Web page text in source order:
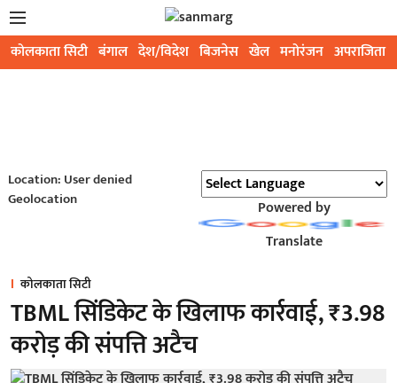
कोलकाता सिटी बंगाल देश/विदेश बिजनेस खेल मनोरंजन अपराजिता
Location: User denied
Geolocation
Powered by
Translate
कोलकाता सिटी
TBML सिंडिकेट के खिलाफ कार्रवाई, ₹3.98
करोड़ की संपत्ति अटैच